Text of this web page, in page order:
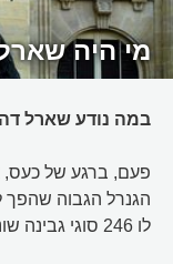
מי היה
במה נודע שארל דה
הגנרל הגבוה
לו 246 סוגי גבינה שונים?"